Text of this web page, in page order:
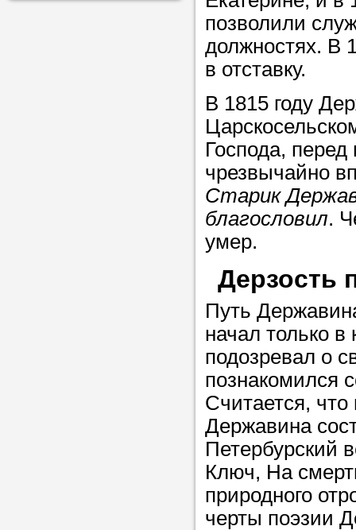
советам,
репетитора
Совет 1.
упростить
достаточно
нам, и
репетитора,
ваши
Мы
советам,
репетитора
позволили
должностях. В
в отставку.
В 1815 году
Господа,
чрезвычайно
Старик
благословил.
умер.
Дерзость
Путь
начал только в
подозревал о
познакомился
Считается,
Державина
Петербурский
Ключ, На
природного
черты поэзии